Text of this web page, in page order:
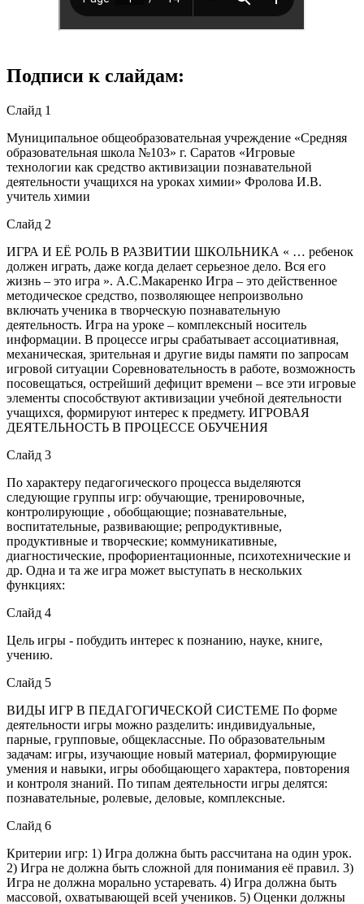
Подписи к слайдам:
Слайд 1
Муниципальное общеобразовательная учреждение «Средняя
образовательная школа №103» г. Саратов «Игровые
технологии как средство активизации познавательной
деятельности учащихся на уроках химии» Фролова И.В.
учитель химии
Слайд 2
ИГРА И ЕЁ РОЛЬ В РАЗВИТИИ ШКОЛЬНИКА « … ребенок
должен играть, даже когда делает серьезное дело. Вся его
жизнь – это игра ». А.С.Макаренко Игра – это действенное
методическое средство, позволяющее непроизвольно
включать ученика в творческую познавательную
деятельность. Игра на уроке – комплексный носитель
информации. В процессе игры срабатывает ассоциативная,
механическая, зрительная и другие виды памяти по запросам
игровой ситуации Соревновательность в работе, возможность
посовещаться, острейший дефицит времени – все эти игровые
элементы способствуют активизации учебной деятельности
учащихся, формируют интерес к предмету. ИГРОВАЯ
ДЕЯТЕЛЬНОСТЬ В ПРОЦЕССЕ ОБУЧЕНИЯ
Слайд 3
По характеру педагогического процесса выделяются
следующие группы игр: обучающие, тренировочные,
контролирующие , обобщающие; познавательные,
воспитательные, развивающие; репродуктивные,
продуктивные и творческие; коммуникативные,
диагностические, профориентационные, психотехнические и
др. Одна и та же игра может выступать в нескольких
функциях:
Слайд 4
Цель игры - побудить интерес к познанию, науке, книге,
учению.
Слайд 5
ВИДЫ ИГР В ПЕДАГОГИЧЕСКОЙ СИСТЕМЕ По форме
деятельности игры можно разделить: индивидуальные,
парные, групповые, общеклассные. По образовательным
задачам: игры, изучающие новый материал, формирующие
умения и навыки, игры обобщающего характера, повторения
и контроля знаний. По типам деятельности игры делятся:
познавательные, ролевые, деловые, комплексные.
Слайд 6
Критерии игр: 1) Игра должна быть рассчитана на один урок.
2) Игра не должна быть сложной для понимания её правил. 3)
Игра не должна морально устаревать. 4) Игра должна быть
массовой, охватывающей всей учеников. 5) Оценки должны